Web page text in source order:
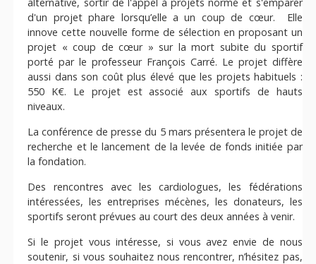
LA FONDATION
CONTACT
d'un projet phare lorsqu’elle a un coup de cœur. Elle
innove cette nouvelle forme de sélection en proposant un
projet « coup de cœur » sur la mort subite du sportif
porté par le professeur François Carré. Le projet diffère
aussi dans son coût plus élevé que les projets habituels :
550 K€. Le projet est associé aux sportifs de hauts
niveaux.
La conférence de presse du 5 mars présentera le projet de
recherche et le lancement de la levée de fonds initiée par
la fondation.
Des rencontres avec les cardiologues, les fédérations
intéressées, les entreprises mécènes, les donateurs, les
sportifs seront prévues au court des deux années à venir.
Si le projet vous intéresse, si vous avez envie de nous
soutenir, si vous souhaitez nous rencontrer, n’hésitez pas,